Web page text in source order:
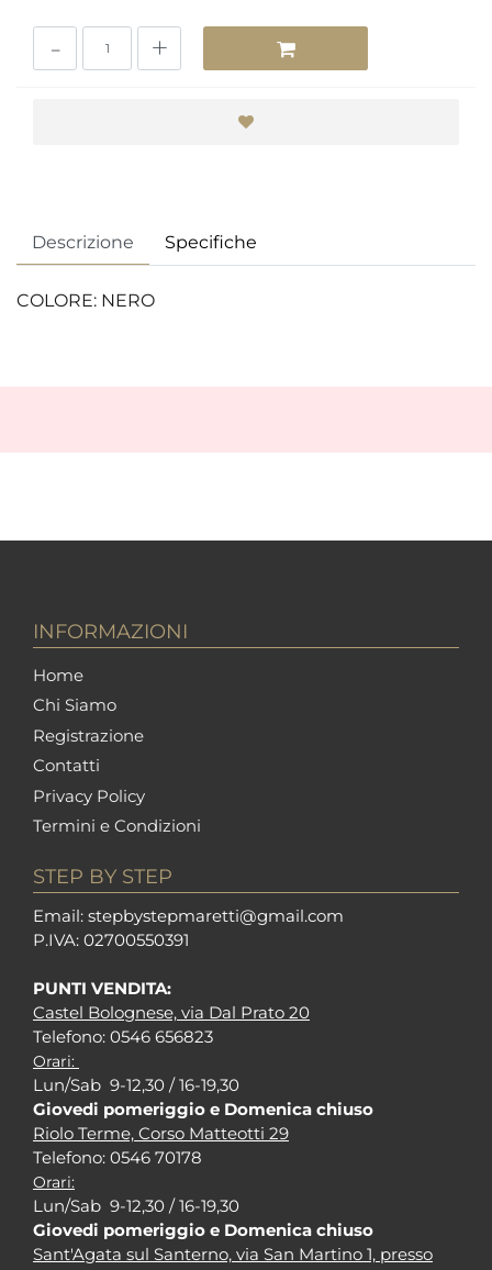
Descrizione Specifiche
COLORE: NERO
INFORMAZIONI
Home
Chi Siamo
Registrazione
Contatti
Privacy Policy
Termini e Condizioni
STEP BY STEP
Email: stepbystepmaretti@gmail.com
P.IVA: 02700550391
PUNTI VENDITA:
Castel Bolognese, via Dal Prato 20
Telefono: 0546 656823
Orari:
Lun/Sab 9-12,30 / 16-19,30
Giovedi pomeriggio e Domenica chiuso
Riolo Terme, Corso Matteotti 29
Telefono: 0546 70178
Orari:
Lun/Sab 9-12,30 / 16-19,30
Giovedi pomeriggio e Domenica chiuso
Sant'Agata sul Santerno, via San Martino 1, presso